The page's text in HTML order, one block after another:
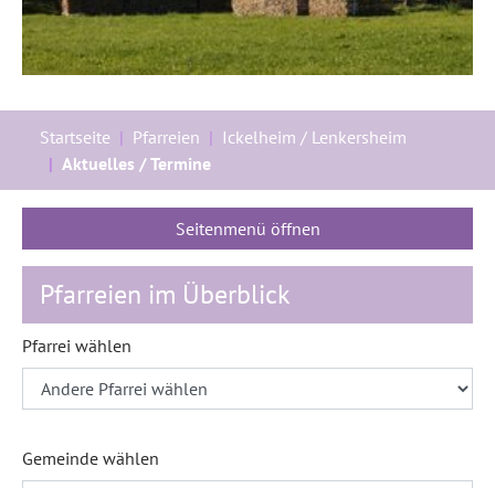
Startseite Pfarreien
Ickelheim / Lenkersheim
Aktuelles / Termine
Seitenmenü öffnen
Pfarreien im Überblick
Pfarrei wählen
Gemeinde wählen